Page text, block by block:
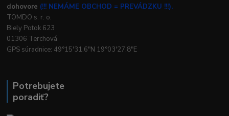
dohovore (!!! NEMÁME OBCHOD = PREVÁDZKU !!!).
TOMDO s. r. o.
Biely Potok 623
01306 Terchová
GPS súradnice: 49°15'31.6"N 19°03'27.8"E
Potrebujete
poradiť?